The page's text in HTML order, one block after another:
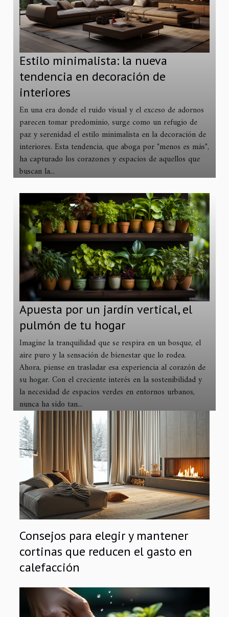
Estilo minimalista: la nueva
tendencia en decoración de
interiores
En una era donde el ruido visual y el exceso de adornos
parecen tomar predominio, surge como un refugio de
paz y serenidad el estilo minimalista en la decoración de
interiores. Esta tendencia, que aboga por "menos es más",
ha capturado los corazones y espacios de aquellos que
buscan la...
Apuesta por un jardín vertical, el
pulmón de tu hogar
Imagine la tranquilidad que se respira en un bosque, el
aire puro y la sensación de bienestar que lo rodea.
Ahora, piense en trasladar esa experiencia al corazón de
su hogar. Con el creciente interés en la sostenibilidad y
la necesidad de espacios verdes en entornos urbanos,
nunca ha sido tan...
Consejos para elegir y mantener
cortinas que reducen el gasto en
calefacción